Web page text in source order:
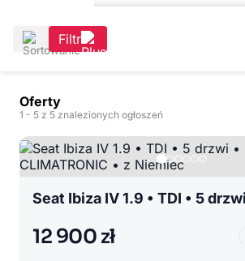
Filtr
Oferty
1 - 5 z 5 znalezionych ogłoszeń
12 900 zł